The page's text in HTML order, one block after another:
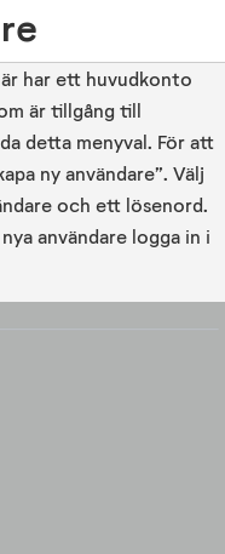
är har ett huvudkonto
är tillgång till
detta menyval. För att
ny användare”. Välj
och ett lösenord.
användare logga in i